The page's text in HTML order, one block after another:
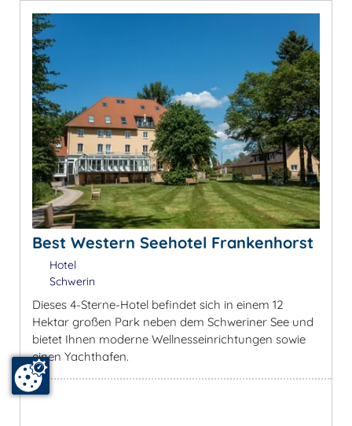
Best Western Seehotel Frankenhorst
Hotel
Schwerin
Dieses 4-Sterne-Hotel befindet sich in einem 12
Hektar großen Park neben dem Schweriner See und
bietet Ihnen moderne Wellnesseinrichtungen sowie
einen Yachthafen.